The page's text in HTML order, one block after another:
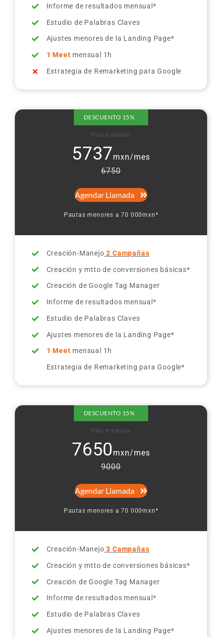
Informe de resultados mensual*
Estudio de Palabras Claves
Ajustes menores de la Landing Page*
1 Meet mensual 1h
Estrategia de Remarketing para Google
DESCUENTO 15%
Plan Estándar
5737mxn/mes
6750
Agendar Llamada
Pautas menores a 70 000mxn*
Creación-Manejo 2 Campañas
Creación y mtto de conversiones básicas*
Creación de Google Tag Manager
Informe de resultados mensual*
Estudio de Palabras Claves
Ajustes menores de la Landing Page*
1 Meet mensual 1h
Estrategia de Remarketing para Google*
DESCUENTO 15%
Plan Premium
7650mxn/mes
9000
Agendar Llamada
Pautas menores a 70 000mxn*
Creación-Manejo 3 Campañas
Creación y mtto de conversiones básicas*
Creación de Google Tag Manager
Informe de resultados mensual*
Estudio de Palabras Claves
Ajustes menores de la Landing Page*